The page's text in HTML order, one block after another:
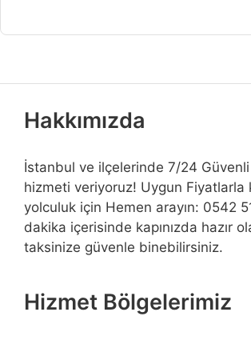
Hakkımızda
İstanbul ve ilçelerinde 7/24
hizmeti veriyoruz! Uygun Fiyatlarla
yolculuk için Hemen arayın: 0542
dakika içerisinde kapınızda hazır
taksinize güvenle binebilirsiniz.
Hizmet Bölgelerimiz